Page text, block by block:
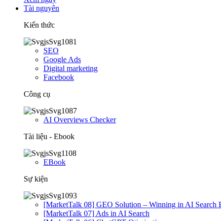
Tài nguyên
Kiến thức
SEO
Google Ads
Digital marketing
Facebook
Công cụ
AI Overviews Checker
Tài liệu - Ebook
EBook
Sự kiện
[MarketTalk 08] GEO Solution – Winning in AI Search
[MarketTalk 07] Ads in AI Search